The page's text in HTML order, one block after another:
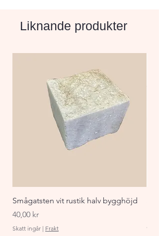
harmonisk beläggning som
Liknande produkter
Smågatsten vit rustik halv bygghöjd
Pris
40,00 kr
Skatt ingår | Frakt
Pris